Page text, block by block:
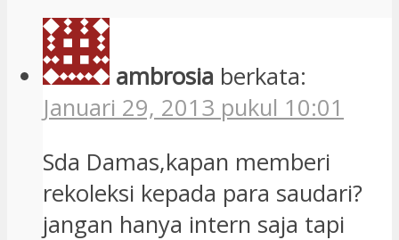
perlu juga tuh buat saudari2
dina…..peace
Balas
Damas berkata:
Januari 30, 2013 pukul 08:06